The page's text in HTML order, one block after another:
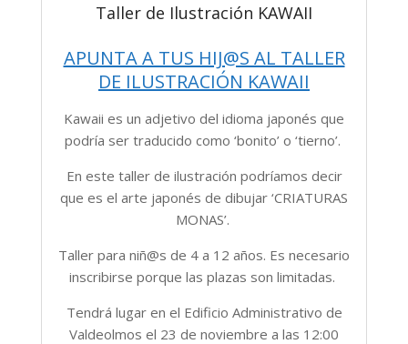
Taller de Ilustración KAWAII
APUNTA A TUS HIJ@S AL TALLER
DE ILUSTRACIÓN KAWAII
Kawaii es un adjetivo del idioma japonés que
podría ser traducido como ‘bonito’ o ‘tierno’.
En este taller de ilustración podríamos decir
que es el arte japonés de dibujar ‘CRIATURAS
MONAS’.
Taller para niñ@s de 4 a 12 años. Es necesario
inscribirse porque las plazas son limitadas.
Tendrá lugar en el Edificio Administrativo de
Valdeolmos el 23 de noviembre a las 12:00